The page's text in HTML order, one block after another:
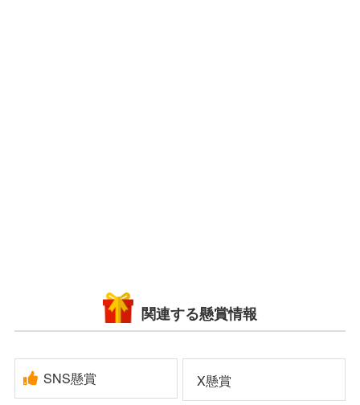
関連する懸賞情報
SNS懸賞 X懸賞